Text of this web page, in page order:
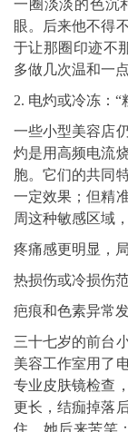
一圈淡淡的色沉
眼。后来他不得
于让那圈印迹不
多做几次温和一
2. 电灼或冷冻：“
一些小型美容店
灼是用高频电流
胞。它们的共同
一定效果；但精
周这种敏感区域
疼痛感更明显，
热损伤或冷损伤
疤痕和色素异常
三十七岁的前台
美容工作室用了
专业皮肤镜检查
更长，结痂掉落